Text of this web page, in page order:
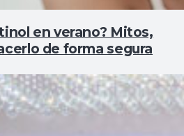
en verano? Mitos,
de forma segura